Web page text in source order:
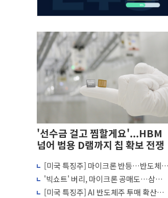
'선수금 걸고 찜할게요'...HBM
넘어 범용 D램까지 칩 확보 전쟁
[미국 특징주] 마이크론 반등…반도체
투자 심리 회복 조짐
'빅쇼트' 버리, 마이크론 공매도…삼성전
자·SK하이닉스 증설 '위험신호'
[미국 특징주] AI 반도체주 투매 확산…
4자 연합 균열에 분쟁
금호석유화학, 2분기